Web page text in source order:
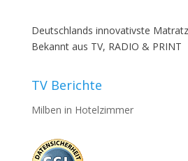
Deutschlands innovativste
Bekannt aus TV, RADIO & PRINT
TV Berichte
Milben in Hotelzimmer